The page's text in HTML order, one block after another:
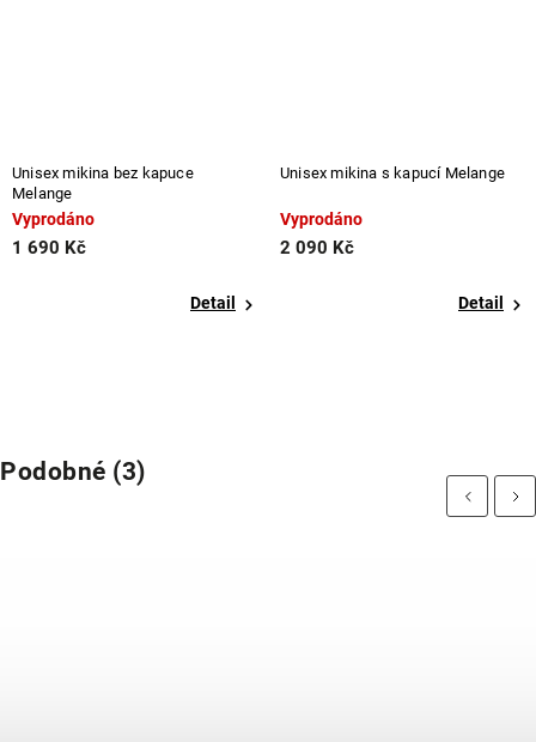
Unisex mikina bez kapuce
Melange
Vyprodáno
1 690 Kč
Detail
Unisex mikina s kapucí Melange
Vyprodáno
2 090 Kč
Detail
Podobné (3)
Previous Next